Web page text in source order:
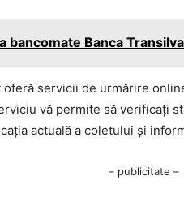
bancomate Banca
servicii de urmărire
vă permite să verificați
actuală a coletului și
– publicitate –